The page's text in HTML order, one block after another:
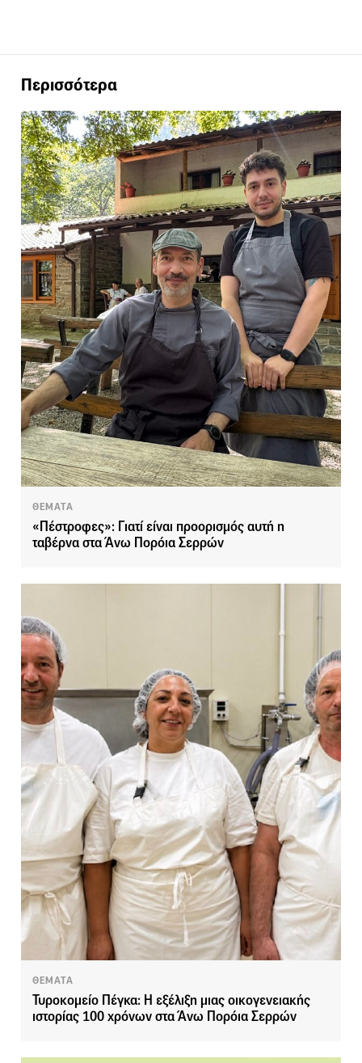
Περισσότερα
ΘΕΜΑΤΑ
«Πέστροφες»: Γιατί είναι προορισμός αυτή η
ταβέρνα στα Άνω Πορόια Σερρών
ΘΕΜΑΤΑ
Τυροκομείο Πέγκα: Η εξέλιξη μιας οικογενειακής
ιστορίας 100 χρόνων στα Άνω Πορόια Σερρών